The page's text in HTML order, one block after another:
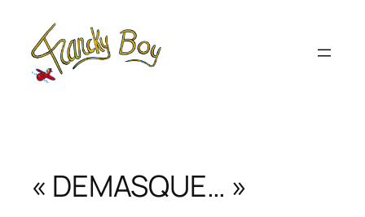
contenu
« DEMASQUE… »